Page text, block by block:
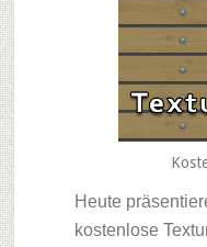
Heute
kostenlose